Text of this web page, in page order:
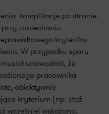
komplikacje po stronie
zaniechaniu
kryteriów
W przypadku sporu
udowodnić, że
pracownika
obiektywnie
kryterium (np. staż
wcześniej wskazano,